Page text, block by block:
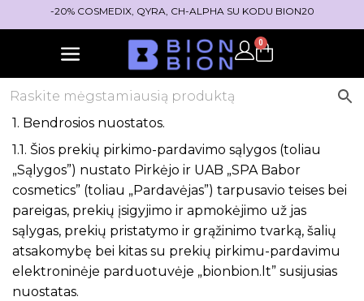
-20% COSMEDIX, QYRA, CH-ALPHA SU KODU BION20
0
1. Bendrosios nuostatos.
1.1. Šios prekių pirkimo-pardavimo sąlygos (toliau
„Sąlygos”) nustato Pirkėjo ir UAB „SPA Babor
cosmetics” (toliau „Pardavėjas”) tarpusavio teises bei
pareigas, prekių įsigyjimo ir apmokėjimo už jas
sąlygas, prekių pristatymo ir grąžinimo tvarką, šalių
atsakomybę bei kitas su prekių pirkimu-pardavimu
elektroninėje parduotuvėje „bionbion.lt” susijusias
nuostatas.